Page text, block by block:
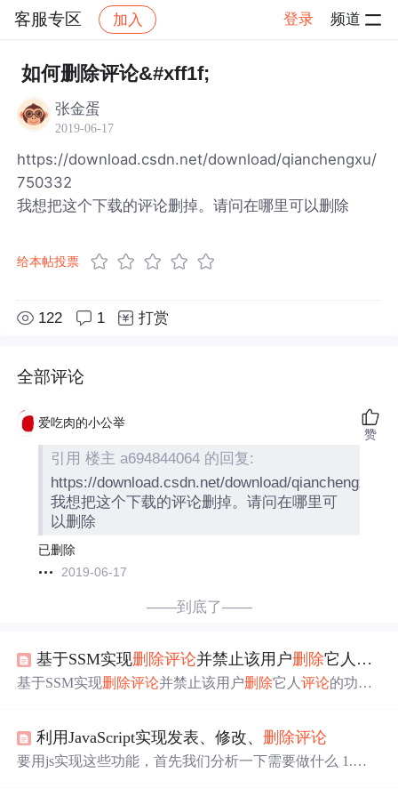
客服专区 加入 登录 频道
社区 客服专区 帖子详情
如何删除评论&#xff1f;
张金蛋
2019-06-17
https://download.csdn.net/download/qianchengxu/
750332
我想把这个下载的评论删掉。请问在哪里可以删除
给本帖投票
122 1 打赏
全部评论
爱吃肉的小公举
引用 楼主 a694844064 的回复:
https://download.csdn.net/download/qianchengxu/
我想把这个下载的评论删掉。请问在哪里可
以删除
已删除
2019-06-17
赞
——到底了——
基于SSM实现删除评论并禁止该用户删除它人 评论
基于SSM实现删除评论并禁止该用户删除它人评论的功能
论 表，实现普通的删除评论功能并不难，详情略。但是，
在产品显示页（包含产品和评论的显示界面）中，用户
利用JavaScript实现发表、修改、删除评论
要用js实现这些功能，首先我们分析一下需要做什么 1.再